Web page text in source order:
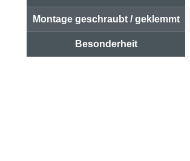
Montage geschraubt / geklemmt
Besonderheit